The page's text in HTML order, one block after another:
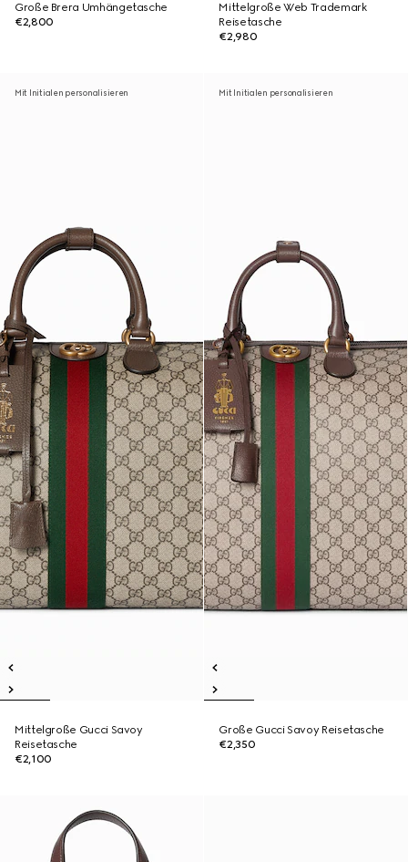
Große Brera Umhängetasche
€2,800
Mittelgroße Web Trademark
Reisetasche
€2,980
Mit Initialen personalisieren
Mittelgroße Gucci Savoy
Reisetasche
€2,100
Mit Initialen personalisieren
Große Gucci Savoy Reisetasche
€2,350